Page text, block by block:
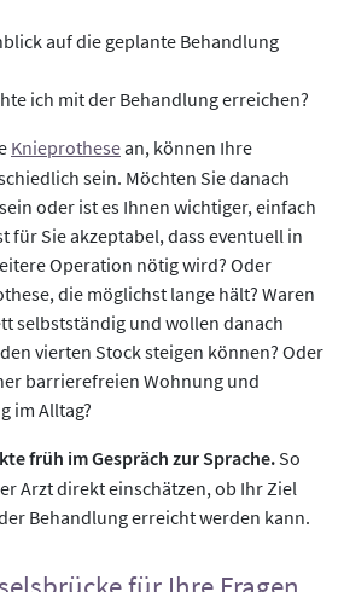
auf die geplante Behandlung
ich mit der Behandlung erreichen?
Knieprothesean, können Ihre
sein. Möchten Sie danach
oder ist es Ihnen wichtiger, einfach
für Sie akzeptabel, dass eventuell in
Operation nötig wird? Oder
die möglichst lange hält? Waren
selbstständig und wollen danach
vierten Stock steigen können? Oder
barrierefreien Wohnung und
im Alltag?
früh im Gespräch zur Sprache. So
Arzt direkt einschätzen, ob Ihr Ziel
Behandlung erreicht werden kann.